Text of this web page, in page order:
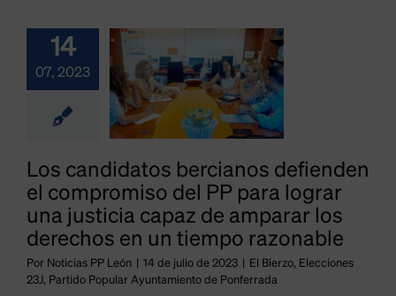
14
07, 2023
para
una
de
los
en
Los candidatos bercianos defienden
el compromiso del PP para lograr
una justicia capaz de amparar los
derechos en un tiempo razonable
Por Noticias PP León 14 de julio de 2023 El Bierzo, Elecciones
23J, Partido Popular Ayuntamiento de Ponferrada